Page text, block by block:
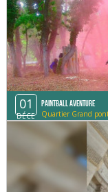
01
DÉCE
Paintball Aventure
Quartier Grand